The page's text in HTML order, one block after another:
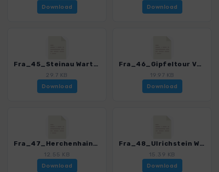
Download
Download
Fra_45_Steinau Wartenweg_4468_1.gpx
29.7 KB
Download
Fra_46_Gipfeltour Vogelsberg_4468_1.gpx
19.97 KB
Download
Fra_47_Herchenhainer Hoehe_4468_1.gpx
12.55 KB
Download
Fra_48_Ulrichstein Weitblicktour_4468_1.gpx
15.39 KB
Download